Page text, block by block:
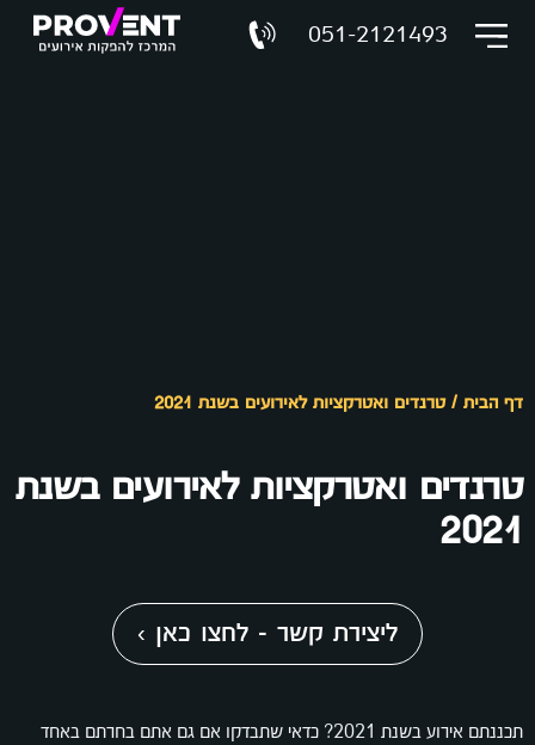
051-2121493
דף הבית /טרנדים ואטרקציות לאירועים בשנת 2021
טרנדים ואטרקציות לאירועים בשנת
2021
ליצירת קשר - לחצו כאן ›
תכננתם אירוע בשנת 2021? כדאי שתבדקו אם גם אתם בחרתם באחד